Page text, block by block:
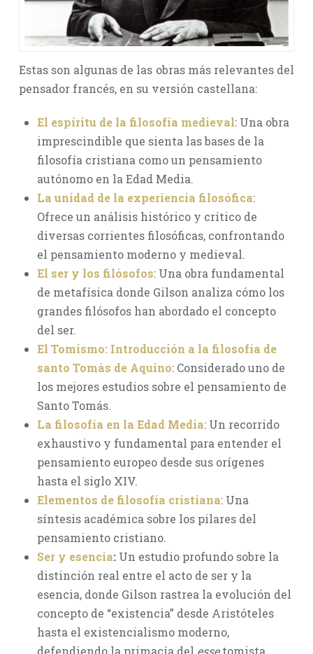
Estas son algunas de las obras más relevantes del
pensador francés, en su versión castellana:
El espíritu de la filosofía medieval: Una obra
imprescindible que sienta las bases de la
filosofía cristiana como un pensamiento
autónomo en la Edad Media.
La unidad de la experiencia filosófica:
Ofrece un análisis histórico y crítico de
diversas corrientes filosóficas, confrontando
el pensamiento moderno y medieval.
El ser y los filósofos: Una obra fundamental
de metafísica donde Gilson analiza cómo los
grandes filósofos han abordado el concepto
del ser.
El Tomismo: Introducción a la filosofía de
santo Tomás de Aquino: Considerado uno de
los mejores estudios sobre el pensamiento de
Santo Tomás.
La filosofía en la Edad Media: Un recorrido
exhaustivo y fundamental para entender el
pensamiento europeo desde sus orígenes
hasta el siglo XIV.
Elementos de filosofía cristiana: Una
síntesis académica sobre los pilares del
pensamiento cristiano.
Ser y esencia: Un estudio profundo sobre la
distinción real entre el acto de ser y la
esencia, donde Gilson rastrea la evolución del
concepto de “existencia” desde Aristóteles
hasta el existencialismo moderno,
defendiendo la primacía del essetomista.